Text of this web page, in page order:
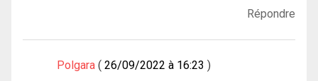
Répondre
Polgara 26/09/2022 à 16:23